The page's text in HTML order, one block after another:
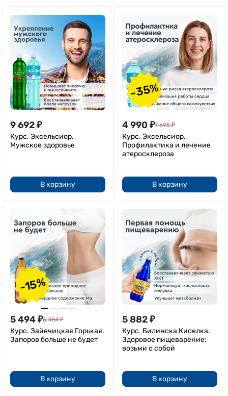
9 692₽
Курс. Эксельсиор.
Мужское здоровье
В корзину
-35%
4 990 ₽7 695 ₽
Курс. Эксельсиор.
Профилактика и лечение
атеросклероза
В корзину
-15%
5 494₽6 464 ₽
Курс. Зайечицкая Горькая.
Запоров больше не будет
В корзину
5 882₽
Курс. Билинска Киселка.
Здоровое пищеварение:
возьми с собой
В корзину